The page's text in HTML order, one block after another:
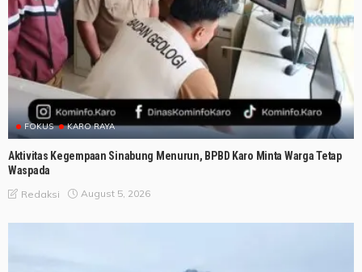
FOKUS KARO RAYA
Aktivitas Kegempaan Sinabung Menurun, BPBD Karo Minta Warga Tetap
Waspada
Redaksi August 5, 2026